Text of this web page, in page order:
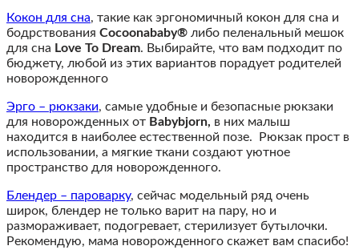
Кокон для сна, такие как эргономичный кокон для сна и
бодрствования Cocoonababy® либо пеленальный мешок
для сна Love To Dream. Выбирайте, что вам подходит по
бюджету, любой из этих вариантов порадует родителей
новорожденного
Эрго – рюкзаки, самые удобные и безопасные рюкзаки
для новорожденных от Babybjorn, в них малыш
находится в наиболее естественной позе.
Рюкзак прост в
использовании, а мягкие ткани создают уютное
пространство для новорожденного.
Блендер – пароварку, сейчас модельный ряд очень
широк, блендер не только варит на пару, но и
размораживает, подогревает, стерилизует бутылочки.
Рекомендую, мама новорожденного скажет вам спасибо!